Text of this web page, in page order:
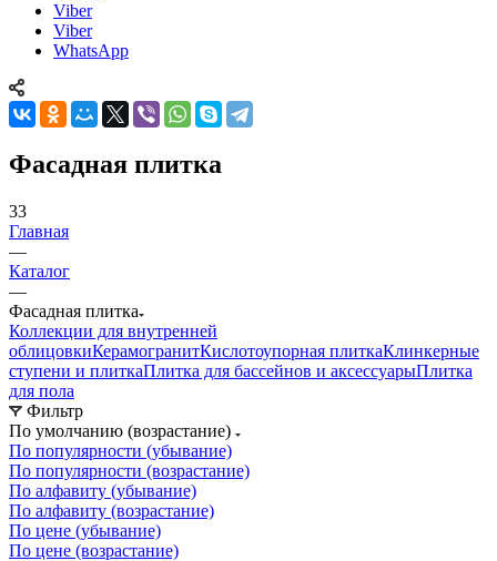
Viber
Viber
WhatsApp
Фасадная плитка
33
Главная
—
Каталог
—
Фасадная плитка
Коллекции для внутренней
облицовкиКерамогранитКислотоупорная плиткаКлинкерные
ступени и плиткаПлитка для бассейнов и аксессуарыПлитка
для пола
Фильтр
По умолчанию (возрастание)
По популярности (убывание)
По популярности (возрастание)
По алфавиту (убывание)
По алфавиту (возрастание)
По цене (убывание)
По цене (возрастание)